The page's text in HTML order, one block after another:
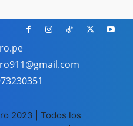
2023 | Todos los